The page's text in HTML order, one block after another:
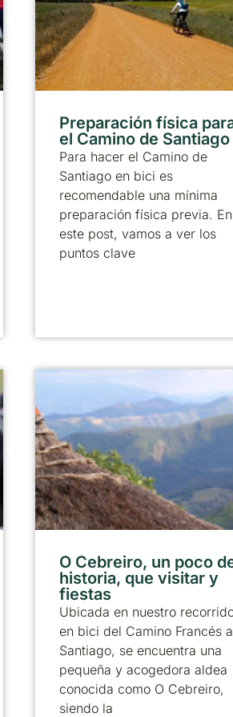
Preparación física
el Camino de Santiago
Para hacer el Camino de
Santiago en bici es
recomendable una mínima
preparación física previa. En
este post, vamos a ver los
puntos clave
O Cebreiro, un poco
historia, que visitar y
fiestas
Ubicada en nuestro
en bici del Camino Francés a
Santiago, se encuentra una
pequeña y acogedora aldea
conocida como O Cebreiro,
siendo la